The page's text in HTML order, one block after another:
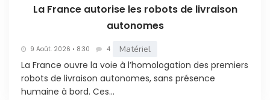
La France autorise les robots de livraison
autonomes
9 Août. 2026 • 8:30 4 Matériel
La France ouvre la voie à l’homologation des premiers
robots de livraison autonomes, sans présence
humaine à bord. Ces...